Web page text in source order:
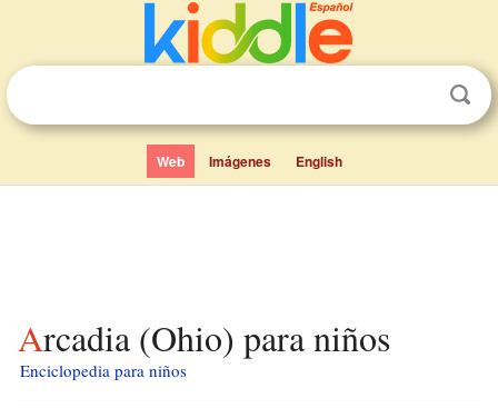
Web Imágenes English
Arcadia (Ohio) para niños
Enciclopedia para niños